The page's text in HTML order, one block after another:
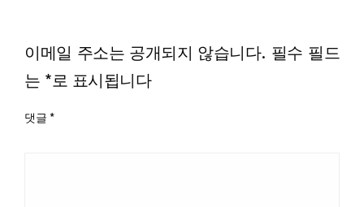
이메일 주소는 공개되지 않습니다. 필수 필드
는 *로 표시됩니다
댓글 *